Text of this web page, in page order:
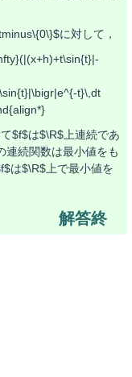
に対して，
t}\,dt
$f$は$\R$上連続であ
連続関数は最小値をも
は$\R$上で最小値を